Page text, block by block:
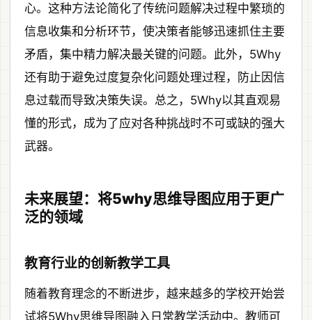
心。这种方法论简化了传统问题解决过程中繁琐的
信息收集和分析环节，使决策者能够迅速抓住主要
矛盾，集中精力解决最关键的问题。此外，5Why
还有助于避免过度复杂化问题处理过程，防止因信
息过载而导致决策失误。总之，5Why以其直观易
懂的形式，成为了应对各种挑战时不可或缺的强大
武器。
未来展望：将5why思维导图应用于更广
泛的领域
教育行业的创新教学工具
随着教育理念的不断进步，越来越多的学校开始尝
试将5Why思维导图融入日常教学活动中。教师可